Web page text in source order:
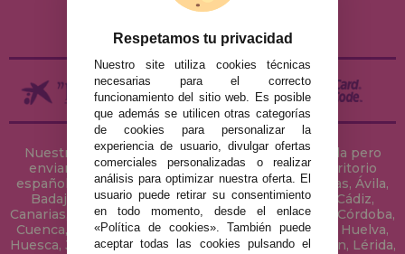
Nuestra tienda de puzzles está ubicada en Sevilla pero
enviamos tus puzzles a cualquier ciudad del territorio
español: Álava, Albacete, Alicante, Almería, Asturias, Ávila,
Badajoz, Baleares, Barcelona, Burgos, Cáceres, Cádiz,
Canarias, Cantabria, Castellón, Ceuta, Ciudad Real, Córdoba,
Cuenca, Gerona, Granada, Guadalajara, Guipúzcoa, Huelva,
Huesca, Jaén, La Coruña, La Rioja, Las Palmas, Leon, Lérida,
Respetamos tu privacidad
Nuestro site utiliza cookies técnicas
necesarias para el correcto
funcionamiento del sitio web. Es posible
que además se utilicen otras categorías
de cookies para personalizar la
experiencia de usuario, divulgar ofertas
comerciales personalizadas o realizar
análisis para optimizar nuestra oferta. El
usuario puede retirar su consentimiento
en todo momento, desde el enlace
«Política de cookies». También puede
aceptar todas las cookies pulsando el